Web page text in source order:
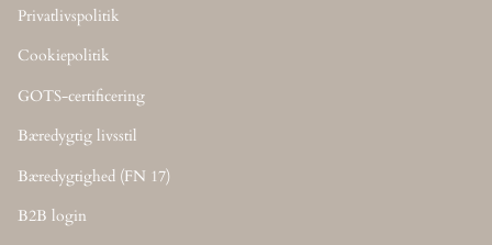
Privatlivspolitik
Cookiepolitik
GOTS-certificering
Bæredygtig livsstil
Bæredygtighed (FN 17)
B2B login